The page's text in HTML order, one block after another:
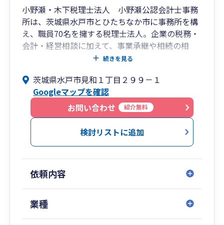
小野瀬・木下税理士法人 小野瀬公認会計士事務
所は、茨城県水戸市とひたちなか市に事務所を構
え、職員70名を擁する税理士法人。企業の税務・
会計・経営相談に加えて、事業承継や相続の相
談、診療所開業や承継、社会福祉法人監査など医
について満足度の高いサービスを提供します。
続きを見る
茨城県水戸市見和１丁目２９９－１
Googleマップを確認
お問い合わせ
紹介無料
検討リストに追加
依頼内容
業種